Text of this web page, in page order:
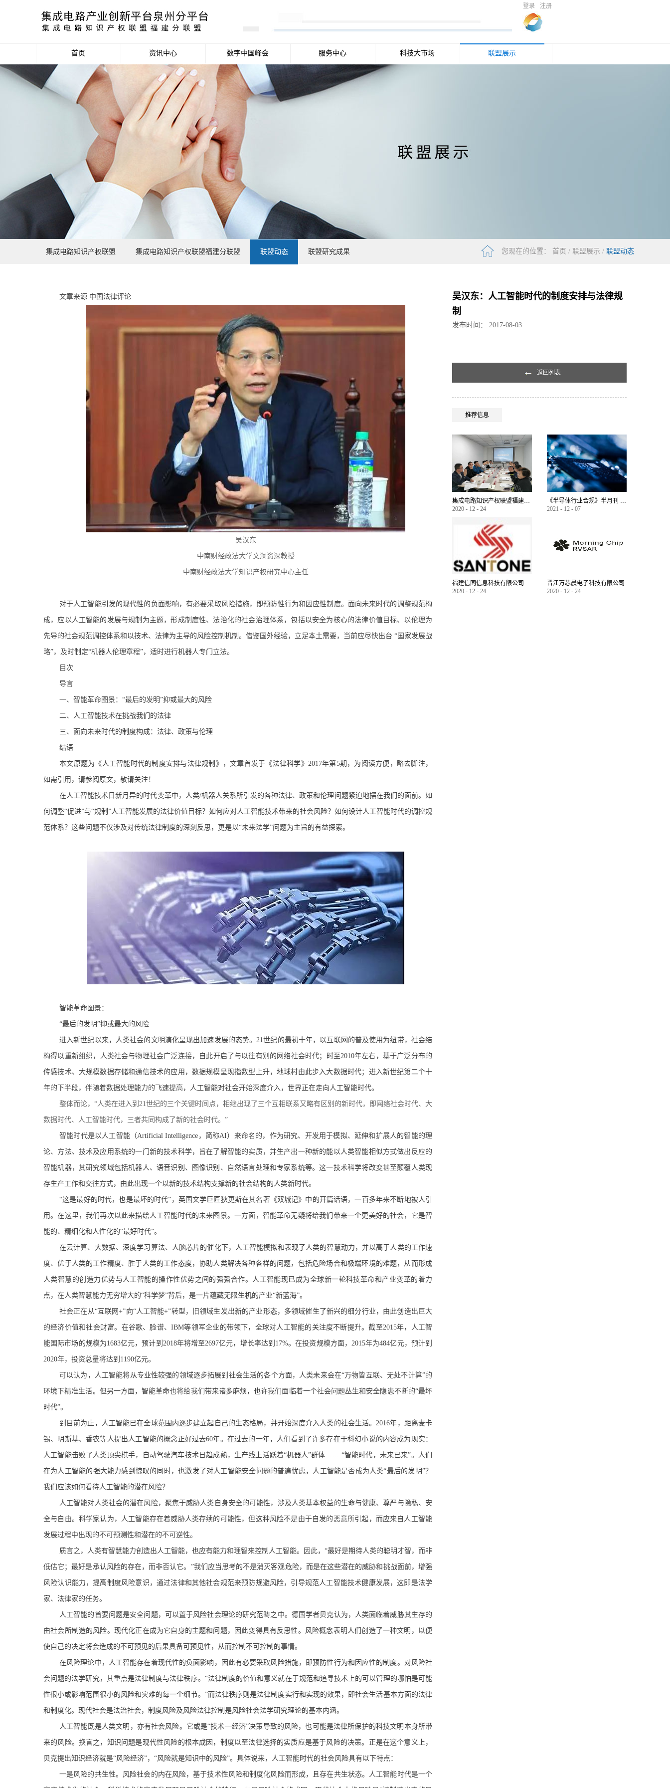
登录 注册
首页 资讯中心
产业资讯
政策信息
活动公告
项目申报信息
数字中国峰会 服务中心 科技大市场 联盟展示
集成电路知识产权联盟 集成电路知识产权联盟福建分联盟 联盟动态 联盟研究成果 您现在的位置： 首页 / 联盟展示 / 联盟动态
文章来源 中国法律评论
吴汉东
中南财经政法大学文澜资深教授
中南财经政法大学知识产权研究中心主任
对于人工智能引发的现代性的负面影响，有必要采取风险措施，即预防性行为和因应性制度。面向未来时代的调整规范构
成，应以人工智能的发展与规制为主题，形成制度性、法治化的社会治理体系，包括以安全为核心的法律价值目标、以伦理为
先导的社会规范调控体系和以技术、法律为主导的风险控制机制。借鉴国外经验，立足本土需要，当前应尽快出台 “国家发展战
略”，及时制定“机器人伦理章程”，适时进行机器人专门立法。
目次
导言
一、智能革命图景：“最后的发明”抑或最大的风险
二、人工智能技术在挑战我们的法律
三、面向未来时代的制度构成：法律、政策与伦理
结语
本文原题为《人工智能时代的制度安排与法律规制》，文章首发于《法律科学》2017年第5期，为阅读方便，略去脚注，
如需引用，请参阅原文，敬请关注！
在人工智能技术日新月异的时代变革中，人类/机器人关系所引发的各种法律、政策和伦理问题紧迫地摆在我们的面前。如
何调整“促进”与“规制”人工智能发展的法律价值目标？如何应对人工智能技术带来的社会风险？如何设计人工智能时代的调控规
范体系？这些问题不仅涉及对传统法律制度的深刻反思，更是以“未来法学”问题为主旨的有益探索。
智能革命图景：
“最后的发明”抑或最大的风险
进入新世纪以来，人类社会的文明演化呈现出加速发展的态势。21世纪的最初十年，以互联网的普及使用为纽带，社会结
构得以重新组织，人类社会与物理社会广泛连接，自此开启了与以往有别的网络社会时代；时至2010年左右，基于广泛分布的
传感技术、大规模数据存储和通信技术的应用，数据规模呈现指数型上升，地球村由此步入大数据时代；进入新世纪第二个十
年的下半段，伴随着数据处理能力的飞速提高，人工智能对社会开始深度介入，世界正在走向人工智能时代。
整体而论，“人类在进入到21世纪的三个关键时间点，相继出现了三个互相联系又略有区别的新时代，即网络社会时代、大
数据时代、人工智能时代，三者共同构成了新的社会时代。”
智能时代是以人工智能（Artificial Intelligence，简称AI）来命名的，作为研究、开发用于模拟、延伸和扩展人的智能的理
论、方法、技术及应用系统的一门新的技术科学，旨在了解智能的实质，并生产出一种新的能以人类智能相似方式做出反应的
智能机器，其研究领域包括机器人、语音识别、图像识别、自然语言处理和专家系统等。这一技术科学将改变甚至颠覆人类现
存生产工作和交往方式，由此出现一个以新的技术结构支撑新的社会结构的人类新时代。
“这是最好的时代，也是最坏的时代”，英国文学巨匠狄更斯在其名著《双城记》中的开篇话语，一百多年来不断地被人引
用。在这里，我们再次以此来描绘人工智能时代的未来图景。一方面，智能革命无疑将给我们带来一个更美好的社会，它是智
能的、精细化和人性化的“最好时代”。
在云计算、大数据、深度学习算法、人脑芯片的催化下，人工智能模拟和表现了人类的智慧动力，并以高于人类的工作速
度、优于人类的工作精度、胜于人类的工作态度，协助人类解决各种各样的问题，包括危险场合和极端环境的难题，从而形成
人类智慧的创造力优势与人工智能的操作性优势之间的强强合作。人工智能现已成为全球新一轮科技革命和产业变革的着力
点，在人类智慧能力无穷增大的“科学梦”背后，是一片蕴藏无限生机的产业“新蓝海”。
社会正在从“互联网+”向“人工智能+”转型，旧领域生发出新的产业形态，多领域催生了新兴的细分行业，由此创造出巨大
的经济价值和社会财富。在谷歌、脸谱、IBM等领军企业的带领下，全球对人工智能的关注度不断提升。截至2015年，人工智
能国际市场的规模为1683亿元，预计到2018年将增至2697亿元，增长率达到17%。在投资规模方面，2015年为484亿元，预计到
2020年，投资总量将达到1190亿元。
可以认为，人工智能将从专业性较强的领域逐步拓展到社会生活的各个方面，人类未来会在“万物皆互联、无处不计算”的
环境下精准生活。但另一方面，智能革命也将给我们带来诸多麻烦，也许我们面临着一个社会问题丛生和安全隐患不断的“最坏
时代”。
到目前为止，人工智能已在全球范围内逐步建立起自己的生态格局，并开始深度介入人类的社会生活。2016年，距离麦卡
锡、明斯基、香农等人提出人工智能的概念正好过去60年。在过去的一年，人们看到了许多存在于科幻小说的内容成为现实：
人工智能击败了人类顶尖棋手，自动驾驶汽车技术日趋成熟，生产线上活跃着“机器人”群体…… “智能时代，未来已来”。人们
在为人工智能的强大能力感到惊叹的同时，也激发了对人工智能安全问题的普遍忧虑，人工智能是否成为人类“最后的发明”？
我们应该如何看待人工智能的潜在风险？
人工智能对人类社会的潜在风险，聚焦于威胁人类自身安全的可能性，涉及人类基本权益的生命与健康、尊严与隐私、安
全与自由。科学家认为，人工智能存在着威胁人类存续的可能性，但这种风险不是由于自发的恶意所引起，而应来自人工智能
发展过程中出现的不可预测性和潜在的不可逆性。
质言之，人类有智慧能力创造出人工智能，也应有能力和理智来控制人工智能。因此，“最好是期待人类的聪明才智，而非
低估它；最好是承认风险的存在，而非否认它。”我们应当思考的不是消灭客观危险，而是在这些潜在的威胁和挑战面前，增强
风险认识能力，提高制度风险意识，通过法律和其他社会规范来预防规避风险，引导规范人工智能技术健康发展，这即是法学
家、法律家的任务。
人工智能的首要问题是安全问题，可以置于风险社会理论的研究范畴之中。德国学者贝克认为，人类面临着威胁其生存的
由社会所制造的风险。现代化正在成为它自身的主题和问题，因此变得具有反思性。风险概念表明人们创造了一种文明，以便
使自己的决定将会造成的不可预见的后果具备可预见性，从而控制不可控制的事情。
在风险理论中，人工智能存在着现代性的负面影响，因此有必要采取风险措施，即预防性行为和因应性的制度。对风险社
会问题的法学研究，其重点是法律制度与法律秩序。“法律制度的价值和意义就在于规范和追寻技术上的可以管理的哪怕是可能
性很小或影响范围很小的风险和灾难的每一个细节。”而法律秩序则是法律制度实行和实现的效果，即社会生活基本方面的法律
和制度化。现代社会是法治社会，制度风险及风险法律控制是风险社会法学研究理论的基本内涵。
人工智能既是人类文明，亦有社会风险。它或是“技术—经济”决策导致的风险，也可能是法律所保护的科技文明本身所带
来的风险。换言之，知识问题是现代性风险的根本成因，制度以至法律选择的实质应是基于风险的决策。正是在这个意义上，
贝克提出知识经济就是“风险经济”，“风险就是知识中的风险”。具体说来，人工智能时代的社会风险具有以下特点：
一是风险的共生性。风险社会的内在风险，基于技术性风险和制度化风险而形成，且存在共生状态。人工智能时代是一个
吴汉东：人工智能时代的制度安排与法律规
制
发布时间： 2017-08-03
返回列表
推荐信息
集成电路知识产权联盟福建分联盟成立
2020 - 12 - 24
《半导体行业合规》半月刊 2021年合集
2021 - 12 - 07
福建信同信息科技有限公司
2020 - 12 - 24
晋江万芯晨电子科技有限公司
2020 - 12 - 24